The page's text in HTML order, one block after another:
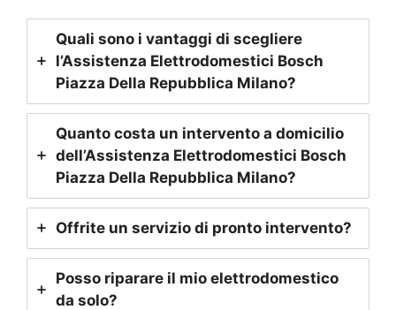
Quali sono i vantaggi di scegliere
l’Assistenza Elettrodomestici Bosch
Piazza Della Repubblica Milano?
Quanto costa un intervento a domicilio
dell’Assistenza Elettrodomestici Bosch
Piazza Della Repubblica Milano?
Offrite un servizio di pronto intervento?
Posso riparare il mio elettrodomestico
da solo?